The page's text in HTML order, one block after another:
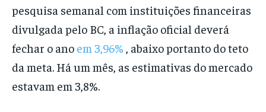
pesquisa semanal com instituições financeiras
divulgada pelo BC, a inflação oficial deverá
fechar o ano em 3,96% , abaixo portanto do teto
da meta. Há um mês, as estimativas do mercado
estavam em 3,8%.